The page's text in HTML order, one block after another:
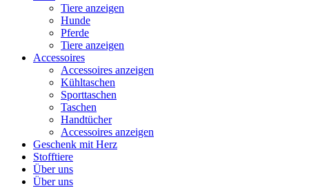
Tiere anzeigen
Hunde
Pferde
Tiere anzeigen
Accessoires
Accessoires anzeigen
Kühltaschen
Sporttaschen
Taschen
Handtücher
Accessoires anzeigen
Geschenk mit Herz
Stofftiere
Über uns
Über uns